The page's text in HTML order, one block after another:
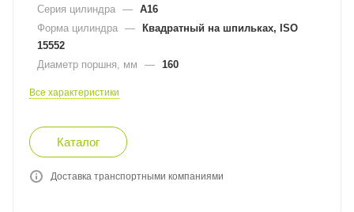
Серия цилиндра — A16
Форма цилиндра — Квадратный на шпильках, ISO
15552
Диаметр поршня, мм
— 160
Все характеристики
Каталог
Доставка транспортными компаниями